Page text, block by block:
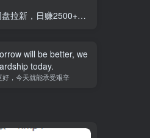
无人直播野路子结合网盘拉新，日赚2500+多平台变现，小白无脑轻松上手操作
will be better, we
today.
，今天就能承受艰辛